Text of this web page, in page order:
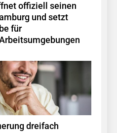
offiziell seinen
und setzt
für
dreifach